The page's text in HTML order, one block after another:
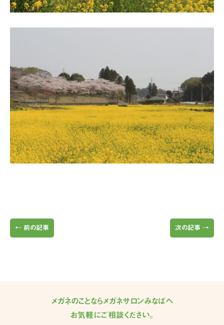
← 前の記事 次の記事 →
メガネのことならメガネサロンみなばへ
お気軽にご相談ください。